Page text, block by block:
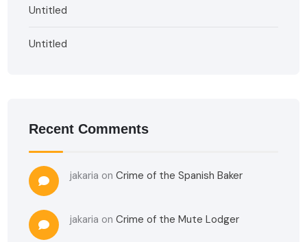
Untitled
Untitled
Recent Comments
jakaria onCrime of the Spanish Baker
jakaria onCrime of the Mute Lodger